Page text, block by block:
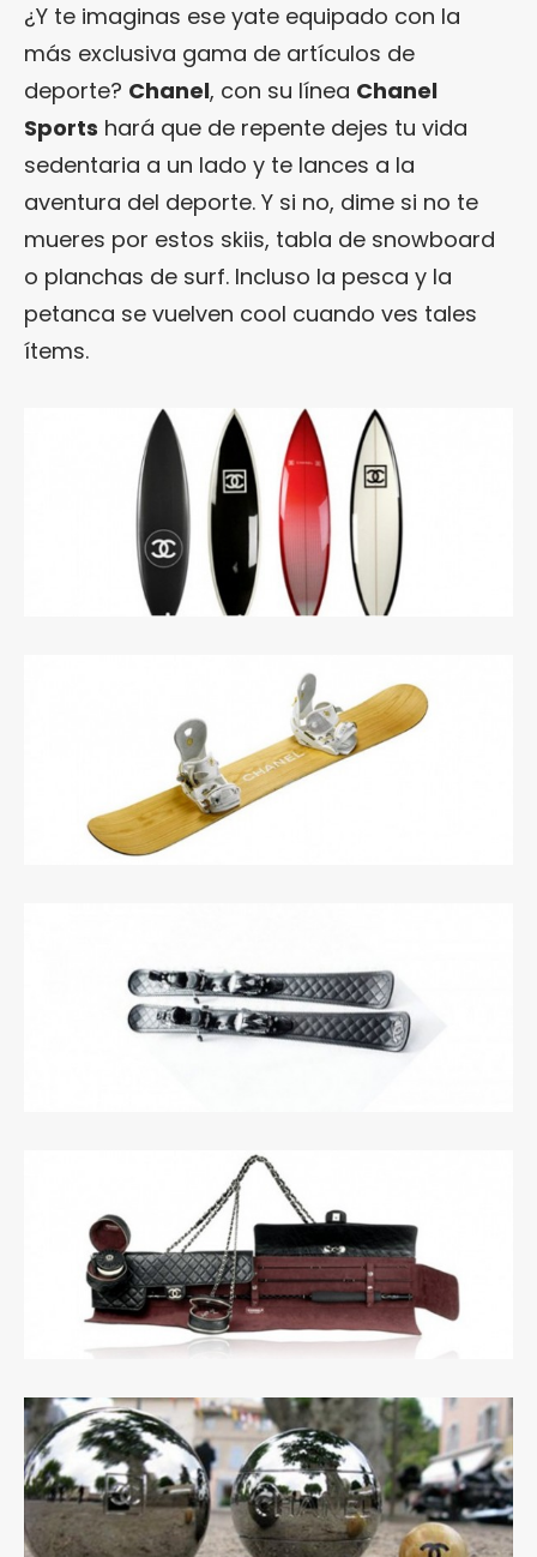
¿Y te imaginas ese yate equipado con la
más exclusiva gama de artículos de
deporte? Chanel, con su línea Chanel
Sports hará que de repente dejes tu vida
sedentaria a un lado y te lances a la
aventura del deporte. Y si no, dime si no te
mueres por estos skiis, tabla de snowboard
o planchas de surf. Incluso la pesca y la
petanca se vuelven cool cuando ves tales
ítems.